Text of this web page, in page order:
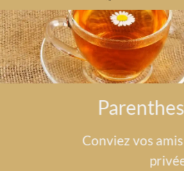
Conviez vos amis
privée